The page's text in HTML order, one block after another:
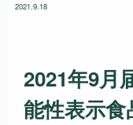
2021.9.18
2021年9月
能性表示食